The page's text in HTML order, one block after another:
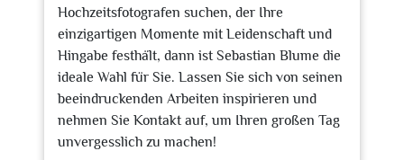
Hochzeitsfotografen suchen, der Ihre
einzigartigen Momente mit Leidenschaft und
Hingabe festhält, dann ist Sebastian Blume die
ideale Wahl für Sie. Lassen Sie sich von seinen
beeindruckenden Arbeiten inspirieren und
nehmen Sie Kontakt auf, um Ihren großen Tag
unvergesslich zu machen!